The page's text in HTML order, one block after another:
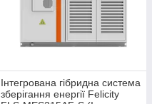
Інтегрована гібридна система
зберігання енергії Felicity